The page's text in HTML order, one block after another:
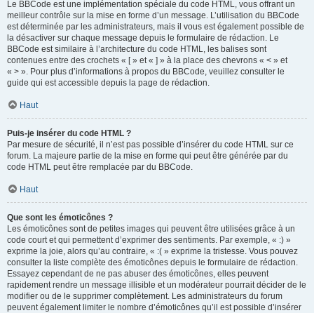
Le BBCode est une implémentation spéciale du code HTML, vous offrant un
meilleur contrôle sur la mise en forme d’un message. L’utilisation du BBCode
est déterminée par les administrateurs, mais il vous est également possible de
la désactiver sur chaque message depuis le formulaire de rédaction. Le
BBCode est similaire à l’architecture du code HTML, les balises sont
contenues entre des crochets « [ » et « ] » à la place des chevrons « < » et
« > ». Pour plus d’informations à propos du BBCode, veuillez consulter le
guide qui est accessible depuis la page de rédaction.
Haut
Puis-je insérer du code HTML ?
Par mesure de sécurité, il n’est pas possible d’insérer du code HTML sur ce
forum. La majeure partie de la mise en forme qui peut être générée par du
code HTML peut être remplacée par du BBCode.
Haut
Que sont les émoticônes ?
Les émoticônes sont de petites images qui peuvent être utilisées grâce à un
code court et qui permettent d’exprimer des sentiments. Par exemple, « :) »
exprime la joie, alors qu’au contraire, « :( » exprime la tristesse. Vous pouvez
consulter la liste complète des émoticônes depuis le formulaire de rédaction.
Essayez cependant de ne pas abuser des émoticônes, elles peuvent
rapidement rendre un message illisible et un modérateur pourrait décider de le
modifier ou de le supprimer complètement. Les administrateurs du forum
peuvent également limiter le nombre d’émoticônes qu’il est possible d’insérer